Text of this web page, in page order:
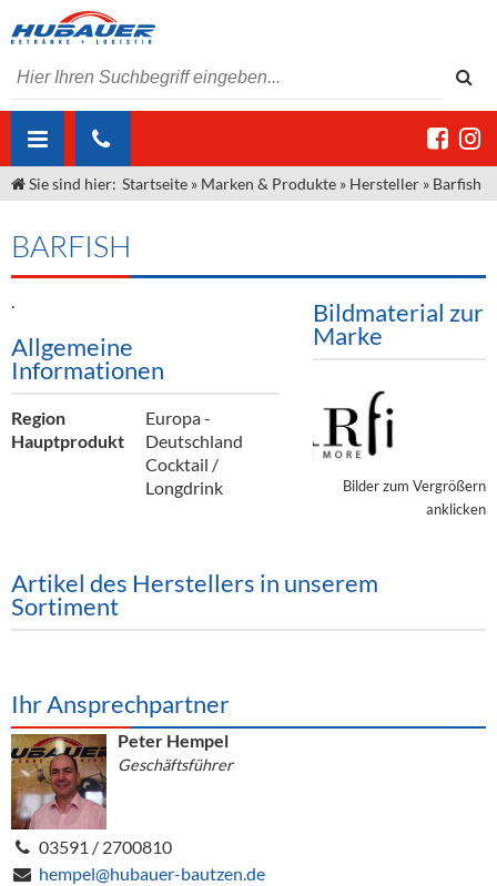
ÜBER UNS
Jobs
Unser Liefergebiet
Kontakt
AKTUELLES
Angebote Gastronomie & Großhandel
Großhandel
Innovation - Die Neue Art des Bierzapfens
"DroughtMaster"
Neuigkeiten
MARKEN & PRODUKTE
Sirup
Spirituosen
Kaffee
Verpackung
Hygieneartikel & Desinfektion
Kommisionskauf & Lieferbedingungen
Fremddienstleistungen
Sie sind hier: Startseite » Marken & Produkte » Hersteller » Barfish
BARFISH
.
Allgemeine
Informationen
Region
Europa -
Deutschland
Hauptprodukt
Cocktail /
Longdrink
Bildmaterial zur
Marke
Bilder zum Vergrößern
anklicken
Artikel des Herstellers in unserem
Sortiment
Ihr Ansprechpartner
Peter Hempel
Geschäftsführer
03591 / 2700810
hempel@hubauer-bautzen.de